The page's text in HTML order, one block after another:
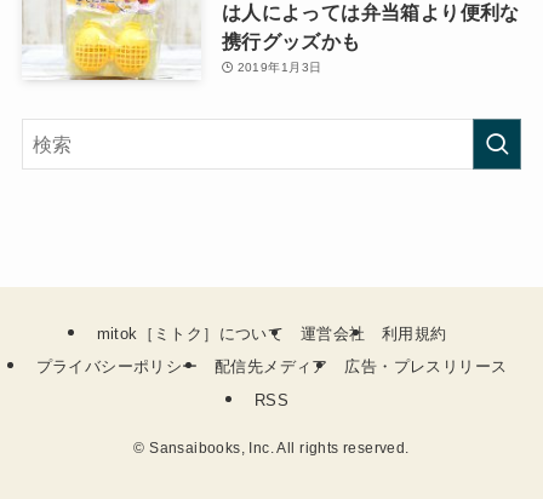
は人によっては弁当箱より便利な
携行グッズかも
2019年1月3日
mitok［ミトク］について 運営会社
利用規約
プライバシーポリシー
配信先メディア
広告・プレスリリース
RSS
© Sansaibooks, Inc. All rights reserved.